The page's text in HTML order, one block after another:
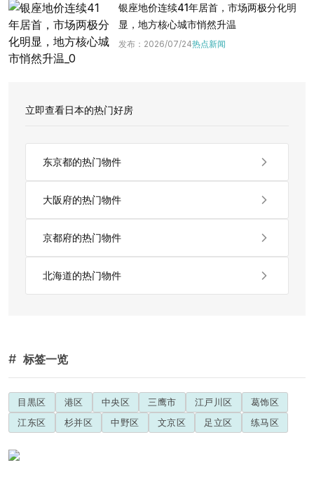
银座地价连续41年居首，市场两极分化明
显，地方核心城市悄然升温
发布 ： 2026/07/24热点新闻
立即查看日本的热门好房
东京都的热门物件
大阪府的热门物件
京都府的热门物件
北海道的热门物件
# 标签一览
目黒区 港区 中央区 三鹰市 江戸川区
葛饰区
江东区
杉并区 中野区 文京区 足立区 练马区